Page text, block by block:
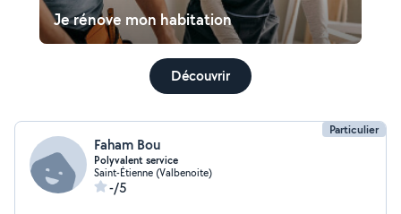
Je rénove mon habitation
Découvrir
Particulier
Faham Bou
Polyvalent service
Saint-Étienne (Valbenoite)
-/5